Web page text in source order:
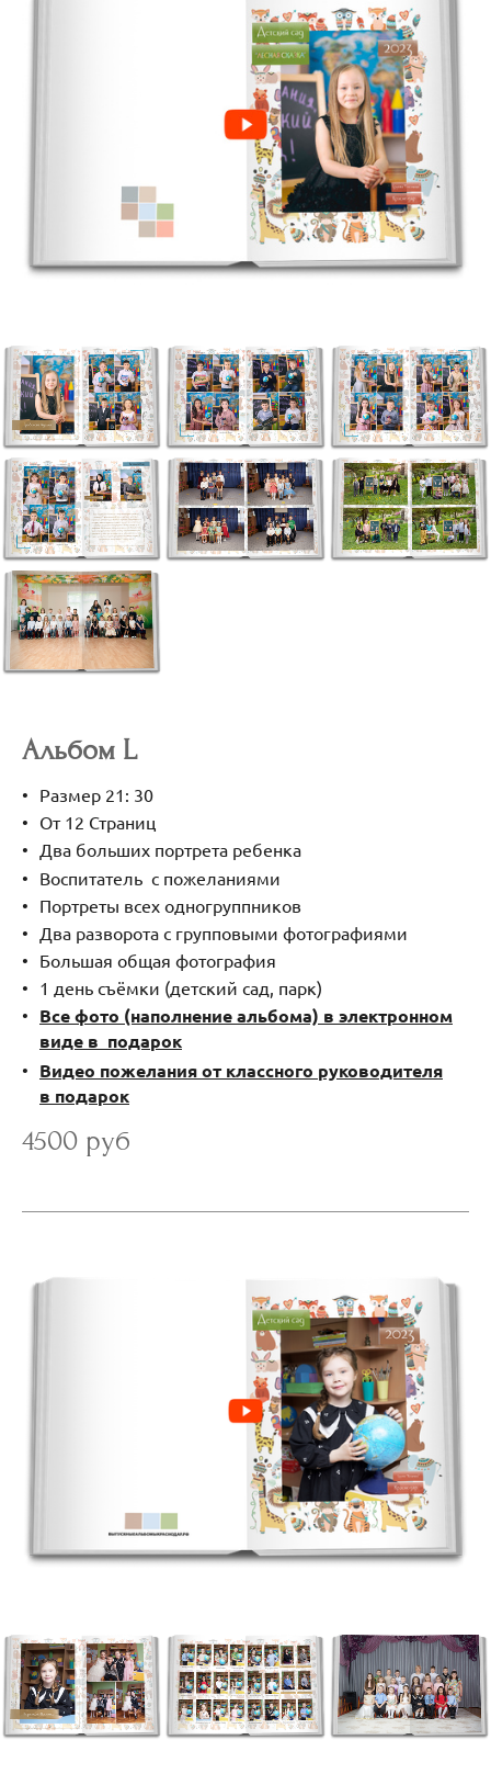
Альбом L
Размер 21: 30
От 12 Страниц
Два больших портрета ребенка
Воспитатель с пожеланиями
Портреты всех одногруппников
Два разворота с групповыми фотографиями
Большая общая фотография
1 день съёмки (детский сад, парк)
Все фото (наполнение альбома) в электронном
виде в подарок
Видео пожелания от классного руководителя
в подарок
4500 руб